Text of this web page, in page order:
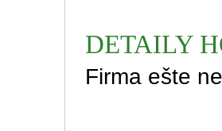
DETAILY
Firma ešte